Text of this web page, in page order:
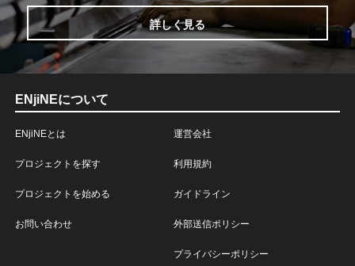
詳しく見る
ENjiNEについて
ENjiNEとは
プロジェクトを探す
プロジェクトを始める
お問い合わせ
運営会社
利用規約
ガイドライン
外部送信ポリシー
プライバシーポリシー